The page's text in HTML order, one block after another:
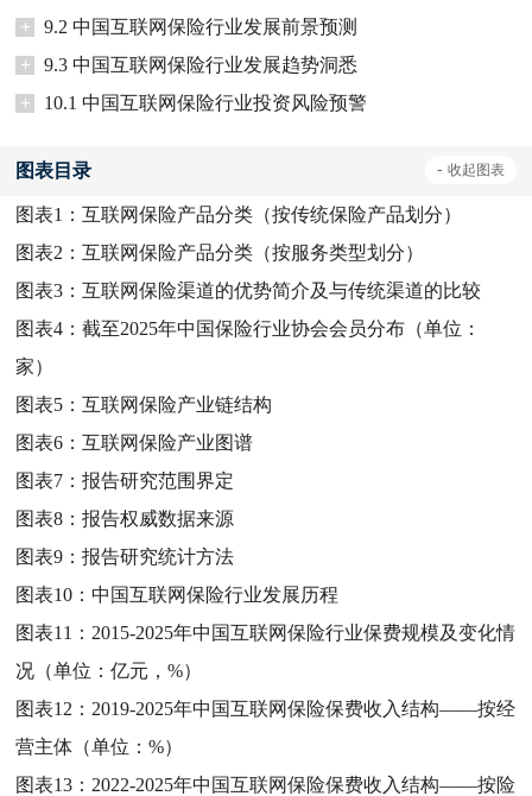
+
9.2 中国互联网保险行业发展前景预测
+
9.3 中国互联网保险行业发展趋势洞悉
+
10.1 中国互联网保险行业投资风险预警
图表目录 - 收起图表
图表1：互联网保险产品分类（按传统保险产品划分）
图表2：互联网保险产品分类（按服务类型划分）
图表3：互联网保险渠道的优势简介及与传统渠道的比较
图表4：截至2025年中国保险行业协会会员分布（单位：
家）
图表5：互联网保险产业链结构
图表6：互联网保险产业图谱
图表7：报告研究范围界定
图表8：报告权威数据来源
图表9：报告研究统计方法
图表10：中国互联网保险行业发展历程
图表11： 2015-2025年中国互联网保险行业保费规模及变化情
况（单位：亿元，%）
图表12： 2019-2025年中国互联网保险保费收入结构——按经
营主体（单位：%）
图表13： 2022-2025年中国互联网保险保费收入结构——按险